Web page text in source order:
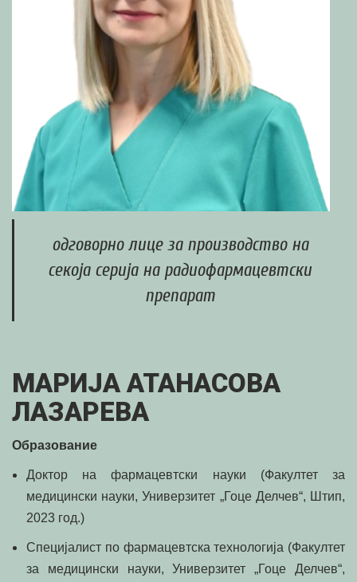
одговорно лице за производство на
секоја серија на радиофармацевтски
препарат
МАРИЈА АТАНАСОВА
ЛАЗАРЕВА
Образование
Доктор на фармацевтски науки (Факултет за
медицински науки, Универзитет „Гоце Делчев“, Штип,
2023 год.)
Специјалист по фармацевтска технологија (Факултет
за медицински науки, Универзитет „Гоце Делчев“,